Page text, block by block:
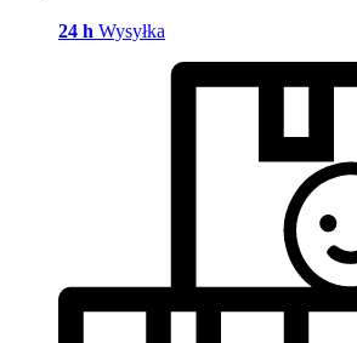
24 h Wysyłka